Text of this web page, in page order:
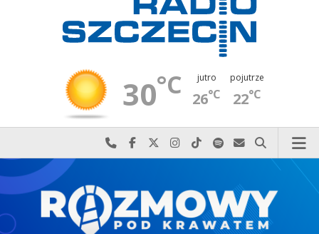
30°C jutro
26°C
pojutrze
22°C
Najlepiej po prostu do nas zadzwoń
Odwiedź nas na Facebook-u
Odwiedź nas na X
Odwiedź nas na Instagram-ie
Odwiedź nas na TikTok-u
Szukaj nas na Spotify
Wyślij do nas
Szukaj